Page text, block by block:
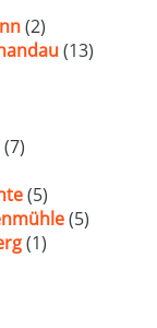
(2)
(13)
(7)
(5)
(5)
(1)